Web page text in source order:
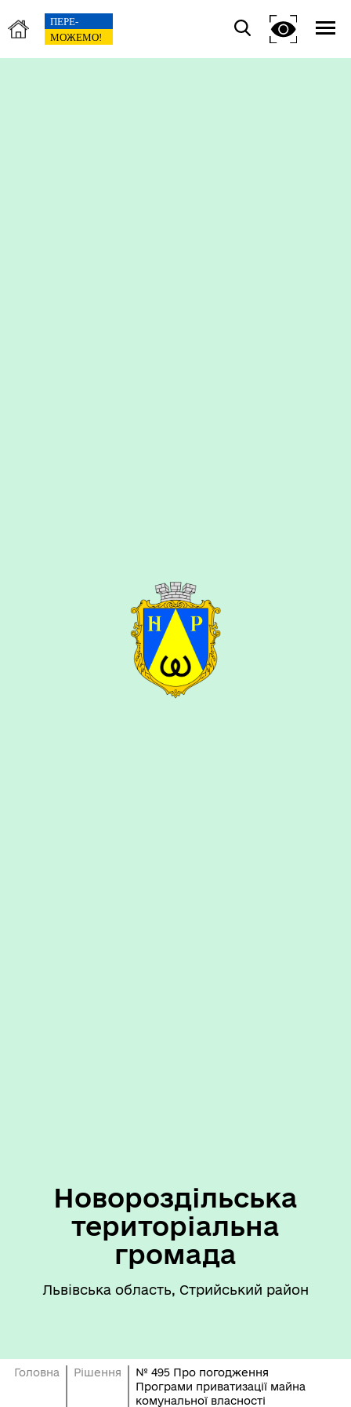
Новороздільська
територіальна
громада
Львівська область, Стрийський район
Головна Рішення
№ 495 Про погодження
Програми приватизації майна
комунальної власності